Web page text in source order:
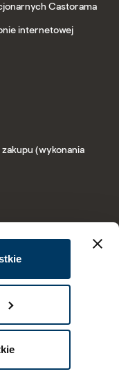
Castorama
internetowej
(wykonania